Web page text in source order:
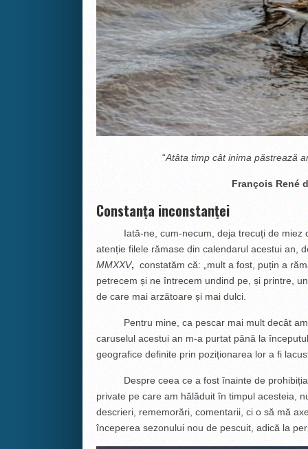
“Atâta timp cât inima păstrează
François René
Constanța inconstanței
Iată-ne, cum-necum, deja trecuți de miez
atenție filele rămase din calendarul acestui an,
MMXXV, constatăm că: „mult a fost, puțin a
petrecem și ne întrecem undind pe, și printre,
de care mai arzătoare și mai dulci.
Pentru mine, ca pescar mai mult decât
caruselul acestui an m-a purtat până la
geografice definite prin poziționarea lor a fi
Despre ceea ce a fost înainte de prohibiția
private pe care am hălăduit în timpul acesteia,
descrieri, rememorări, comentarii, ci o să mă
începerea sezonului nou de pescuit, adică la